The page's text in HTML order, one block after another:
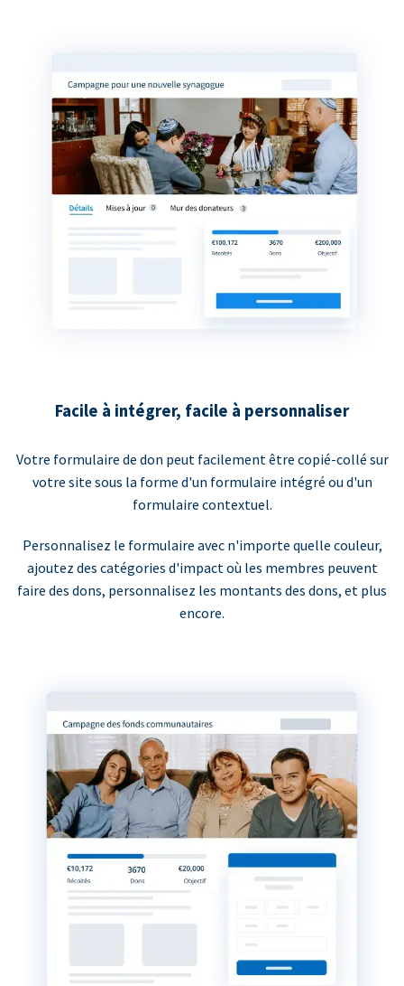
Facile à intégrer, facile à personnaliser
Votre formulaire de don peut facilement être copié-collé sur
votre site sous la forme d'un formulaire intégré ou d'un
formulaire contextuel.
Personnalisez le formulaire avec n'importe quelle couleur,
ajoutez des catégories d'impact où les membres peuvent
faire des dons, personnalisez les montants des dons, et plus
encore.